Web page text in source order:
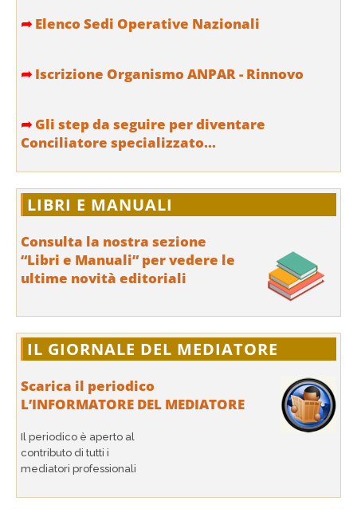
➦ Elenco Sedi Operative Nazionali
➦ Iscrizione Organismo ANPAR - Rinnovo
➦ Gli step da seguire per diventare
Conciliatore specializzato...
LIBRI E MANUALI
Consulta la nostra sezione
“Libri e Manuali” per vedere le
ultime novità editoriali
IL GIORNALE DEL MEDIATORE
Scarica il periodico
L’INFORMATORE DEL MEDIATORE
Il periodico è aperto al
contributo di tutti i
mediatori professionali